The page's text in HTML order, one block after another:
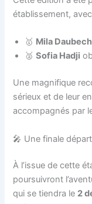
établissement,
🥇 Mila
🥈Sofia Hadji
Une magnifique
sérieux et de leur
accompagnés par
🎤 Une finale
À l’issue de cette
poursuivront
qui se tiendra le 2